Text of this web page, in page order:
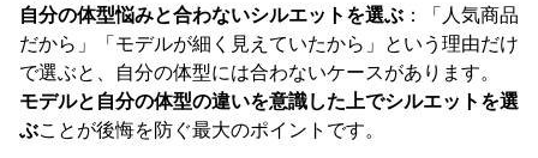
自分の体型悩みと合わないシルエットを選ぶ ：「人気商品
だから」「モデルが細く見えていたから」という理由だけ
で選ぶと、自分の体型には合わないケースがあります。
モデルと自分の体型の違いを意識した上でシルエットを選
ぶことが後悔を防ぐ最大のポイントです。